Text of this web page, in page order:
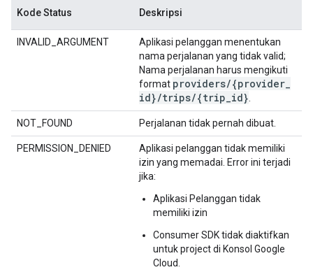
Kode Status Deskripsi
INVALID_ARGUMENT
Aplikasi pelanggan menentukan
nama perjalanan yang tidak valid;
Nama perjalanan harus mengikuti
format providers/{provider
id}/trips/{trip id}
NOT_FOUND Perjalanan tidak pernah dibuat.
PERMISSION_DENIED
Aplikasi pelanggan tidak memiliki
izin yang memadai. Error ini terjadi
jika:
Aplikasi Pelanggan tidak
memiliki izin
Consumer SDK tidak diaktifkan
untuk project di Konsol Google
Cloud.